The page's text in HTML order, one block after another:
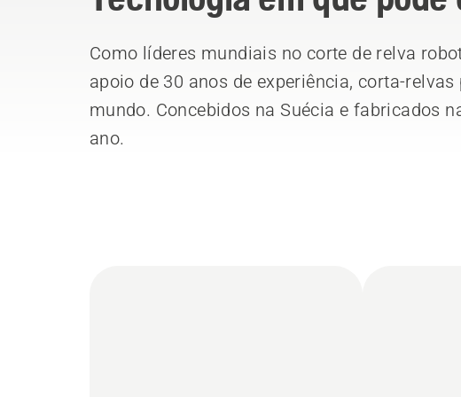
Como líderes mundiais no corte de relva
apoio de 30 anos de experiência, corta-
mundo. Concebidos na Suécia e fabricados
ano.